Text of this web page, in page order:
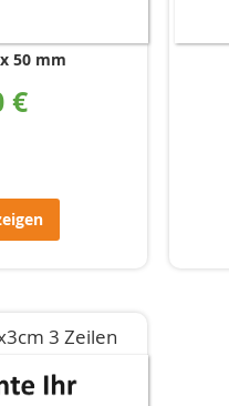
50 mm
€
3 Zeilen